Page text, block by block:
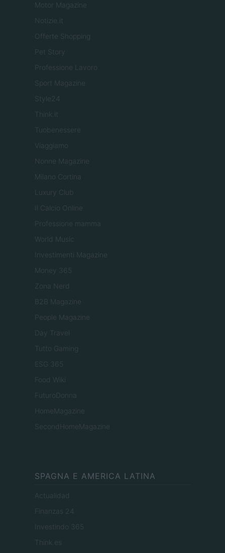
Motor Magazine
Notizie.it
Offerte Shopping
Pet Story
Professione Lavoro
Sport Magazine
Style24
Think.it
Tuobenessere
Viaggiamo
Nonne Magazine
Milano Cortina
Luxury Club
Il Calcio Online
Professione mamma
World Music
Investimenti Magazine
Money 365
Zona Nerd
B2B Magazine
People Magazine
Day Travel
Tutto Gaming
ESG 365
Food Wiki
FuturoDonna
HomeMagazine
SecondHomeMagazine
SPAGNA E AMERICA LATINA
Actualidad
Finanzas 24
Investindo 365
Think.es